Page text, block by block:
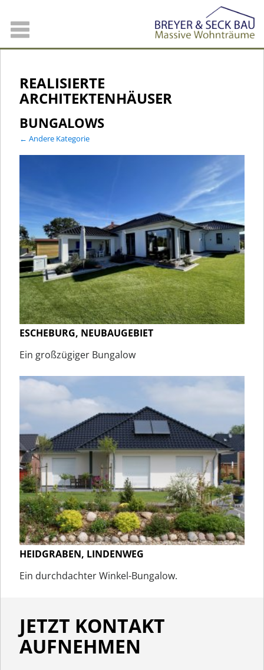
REALISIERTE
ARCHITEKTENHÄUSER
BUNGALOWS
← Andere Kategorie
ESCHEBURG, NEUBAUGEBIET
Ein großzügiger Bungalow
HEIDGRABEN, LINDENWEG
Ein durchdachter Winkel-Bungalow.
JETZT KONTAKT
AUFNEHMEN